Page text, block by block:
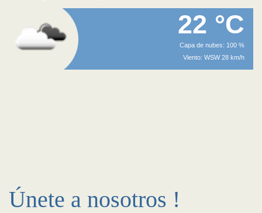
22 °C
Capa de nubes: 100 %
Viento: WSW 28 km/h
Únete a nosotros !